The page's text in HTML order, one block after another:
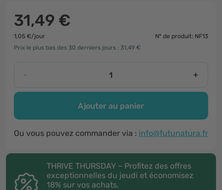
31,49 €
1,05 €/jour
N° de produit: NF13
Prix le plus bas des 30 derniers jours : 31,49 €
- +
Ajouter au panier
Ou vous pouvez commander via : info@futunatura.fr
THRIVE THURSDAY – Profitez des offres
exceptionnelles du jeudi et économisez
18% sur vos achats.